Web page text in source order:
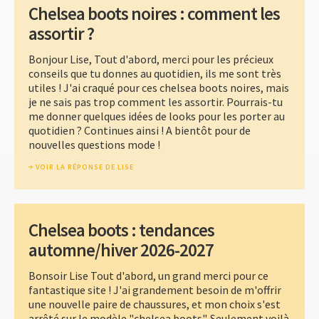
Chelsea boots noires : comment les
assortir ?
Bonjour Lise, Tout d'abord, merci pour les précieux
conseils que tu donnes au quotidien, ils me sont très
utiles ! J'ai craqué pour ces chelsea boots noires, mais
je ne sais pas trop comment les assortir. Pourrais-tu
me donner quelques idées de looks pour les porter au
quotidien ? Continues ainsi ! A bientôt pour de
nouvelles questions mode !
VOIR LA RÉPONSE DE LISE
Chelsea boots : tendances
automne/hiver 2026-2027
Bonsoir Lise Tout d'abord, un grand merci pour ce
fantastique site ! J'ai grandement besoin de m'offrir
une nouvelle paire de chaussures, et mon choix s'est